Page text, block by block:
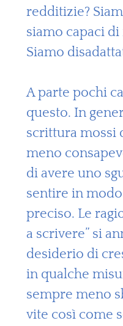
redditizie?
siamo capaci di
Siamo
A parte pochi
questo. In
scrittura mossi
meno
di avere uno
sentire in
preciso. Le
a scrivere” si
desiderio di
in qualche
sempre meno
vite così come